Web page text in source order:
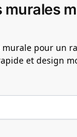
murales
murale pour un
et design